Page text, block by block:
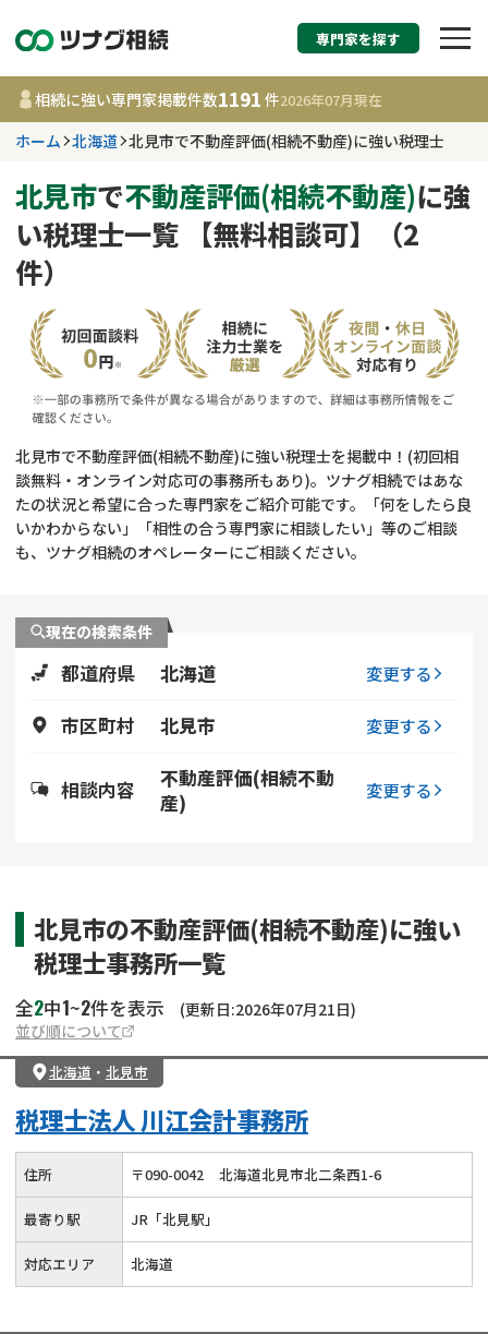
相続税申告・相続手
す
北海道
事務所 1191
件
相談内容で探す
遺言書作成・遺言執行
相続登記
遺留分侵害額請求
相続手続き
不動産評価(相続不動
費用相場
コラム
相続手続き
遺言
調査・アンケート
専門家を探す
相続に強い専門家掲載件数1191 件2026年07月現在
ホーム 北海道 北見市で不動産評価(相続不動産)に強い税理士
北見市で不動産評価(相続不動産)に強
い税理士一覧 【無料相談可】（2
件）
北見市で不動産評価(相続不動産)に強い税理士を掲載中！(初回相
談無料・オンライン対応可の事務所もあり)。ツナグ相続ではあな
たの状況と希望に合った専門家をご紹介可能です。「何をしたら良
いかわからない」「相性の合う専門家に相談したい」等のご相談
も、ツナグ相続のオペレーターにご相談ください。
現在の検索条件
都道府県 北海道 変更する
市区町村 北見市 変更する
相談内容
不動産評価(相続不動
産)
変更する
北見市の不動産評価(相続不動産)に強い
税理士事務所一覧
全2中1~2件を表示
(更新日:2026年07月21日)
並び順について
北海道 ・ 北見市
税理士法人 川江会計事務所
住所 〒090-0042 北海道北見市北二条西1-6
最寄り駅 JR「北見駅」
対応エリア 北海道